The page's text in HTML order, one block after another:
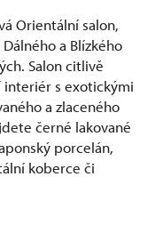
Orientální salon,
a Blízkého
Salon citlivě
s exotickými
a zlaceného
černé lakované
porcelán,
koberce či